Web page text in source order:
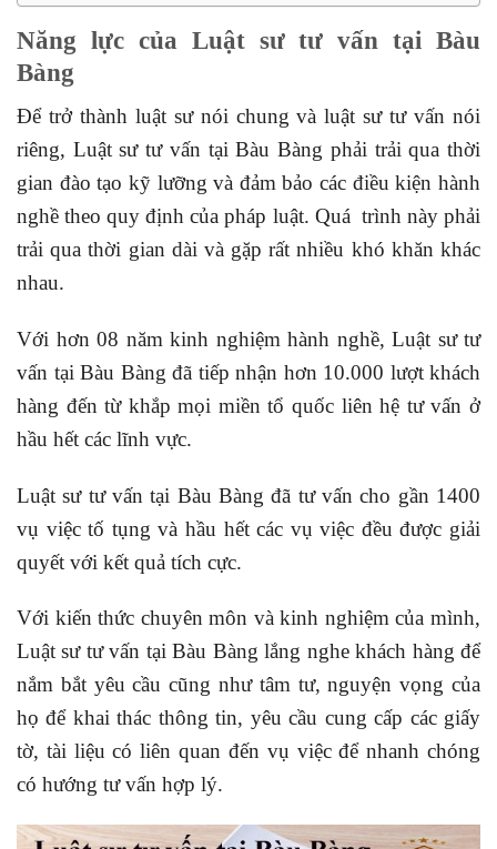
Năng lực của Luật sư tư vấn tại Bàu
Bàng
Để trở thành luật sư nói chung và luật sư tư vấn nói
riêng, Luật sư tư vấn tại Bàu Bàng phải trải qua thời
gian đào tạo kỹ lưỡng và đảm bảo các điều kiện hành
nghề theo quy định của pháp luật. Quá trình này phải
trải qua thời gian dài và gặp rất nhiều khó khăn khác
nhau.
Với hơn 08 năm kinh nghiệm hành nghề, Luật sư tư
vấn tại Bàu Bàng đã tiếp nhận hơn 10.000 lượt khách
hàng đến từ khắp mọi miền tổ quốc liên hệ tư vấn ở
hầu hết các lĩnh vực.
Luật sư tư vấn tại Bàu Bàng đã tư vấn cho gần 1400
vụ việc tố tụng và hầu hết các vụ việc đều được giải
quyết với kết quả tích cực.
Với kiến thức chuyên môn và kinh nghiệm của mình,
Luật sư tư vấn tại Bàu Bàng lắng nghe khách hàng để
nắm bắt yêu cầu cũng như tâm tư, nguyện vọng của
họ để khai thác thông tin, yêu cầu cung cấp các giấy
tờ, tài liệu có liên quan đến vụ việc để nhanh chóng
có hướng tư vấn hợp lý.